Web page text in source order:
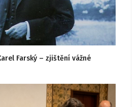
Farský – zjištění vážné